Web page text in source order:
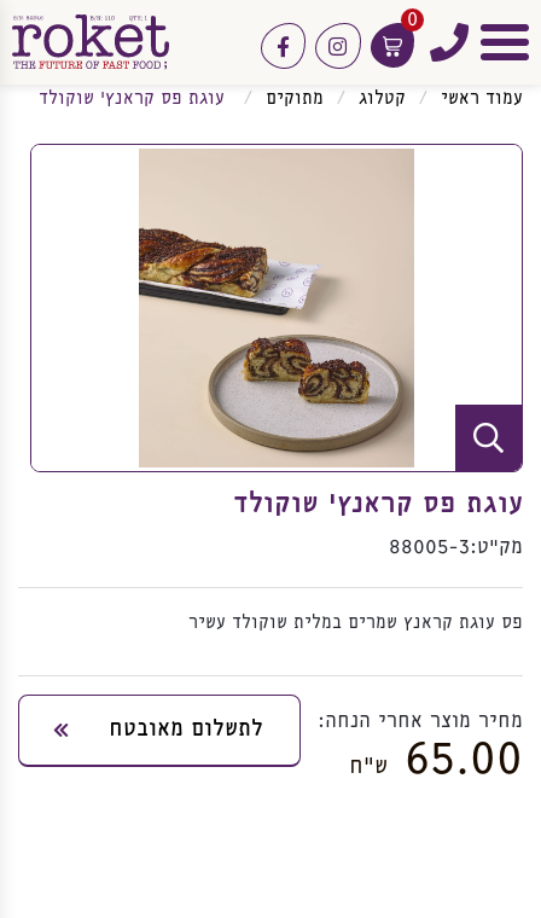
תפריט
טלפון
0
instagram
facebook
עמוד ראשי קטלוג מתוקים עוגת פס קראנץ' שוקולד
עוגת פס קראנץ' שוקולד
מק”ט:88005-3
פס עוגת קראנץ שמרים במלית שוקולד עשיר
מחיר מוצר אחרי הנחה:
65.00 ש”ח
לתשלום מאובטח